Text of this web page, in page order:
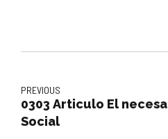
PREVIOUS
0303 Articulo El
Social